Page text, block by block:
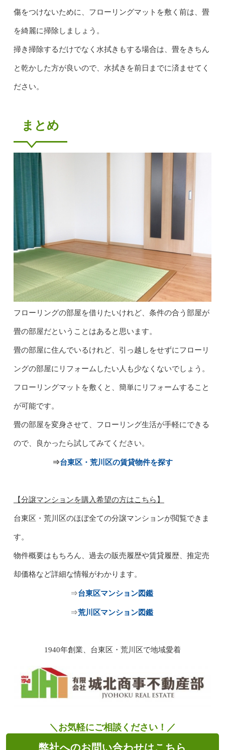
傷をつけないために、フローリングマットを敷く前は、畳
を綺麗に掃除しましょう。
掃き掃除するだけでなく水拭きもする場合は、畳をきちん
と乾かした方が良いので、水拭きを前日までに済ませてく
ださい。
まとめ
フローリングの部屋を借りたいけれど、条件の合う部屋が
畳の部屋だということはあると思います。
畳の部屋に住んでいるけれど、引っ越しをせずにフローリ
ングの部屋にリフォームしたい人も少なくないでしょう。
フローリングマットを敷くと、簡単にリフォームすること
が可能です。
畳の部屋を変身させて、フローリング生活が手軽にできる
ので、良かったら試してみてください。
⇒台東区・荒川区の賃貸物件を探す
【分譲マンションを購入希望の方はこちら】
台東区・荒川区のほぼ全ての分譲マンションが閲覧できま
す。
物件概要はもちろん、過去の販売履歴や賃貸履歴、推定売
却価格など詳細な情報がわかります。
⇒台東区マンション図鑑
⇒荒川区マンション図鑑
1940年創業、台東区・荒川区で地域愛着
＼お気軽にご相談ください！／
弊社へのお問い合わせはこちら